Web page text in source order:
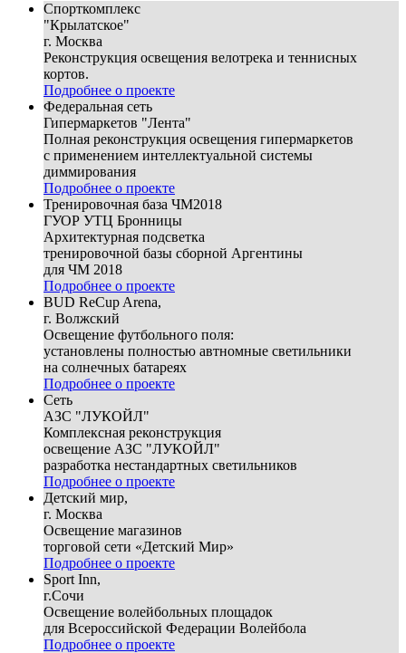
Спорткомплекс
"Крылатское"
г. Москва
Реконструкция освещения велотрека и теннисных
кортов.
Подробнее о проекте
Федеральная сеть
Гипермаркетов "Лента"
Полная реконструкция освещения гипермаркетов
с применением интеллектуальной системы
диммирования
Подробнее о проекте
Тренировочная база ЧМ2018
ГУОР УТЦ Бронницы
Архитектурная подсветка
тренировочной базы сборной Аргентины
для ЧМ 2018
Подробнее о проекте
BUD ReCup Arena,
г. Волжский
Освещение футбольного поля:
установлены полностью автномные светильники
на солнечных батареях
Подробнее о проекте
Сеть
АЗС "ЛУКОЙЛ"
Комплексная реконструкция
освещение АЗС "ЛУКОЙЛ"
разработка нестандартных светильников
Подробнее о проекте
Детский мир,
г. Москва
Освещение магазинов
торговой сети «Детский Мир»
Подробнее о проекте
Sport Inn,
г.Сочи
Освещение волейбольных площадок
для Всероссийской Федерации Волейбола
Подробнее о проекте